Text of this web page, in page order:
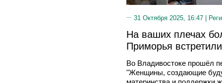
31 Октября 2025, 16:47 |
На ваших плечах
Приморья
Во Владивостоке прошёл
"Женщины, создающие